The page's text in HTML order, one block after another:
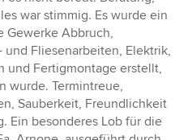
war stimmig. Es wurde ein
Gewerke Abbruch,
und Fliesenarbeiten, Elektrik,
und Fertigmontage erstellt,
wurde. Termintreue,
Sauberkeit, Freundlichkeit
Ein besonderes Lob für die